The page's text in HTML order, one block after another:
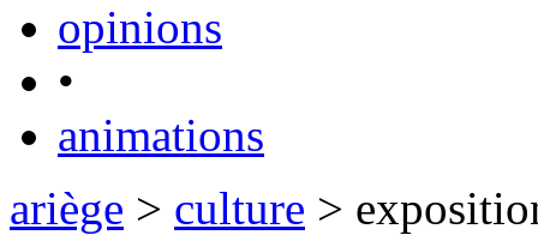
opinions
•
animations
ariège > culture >